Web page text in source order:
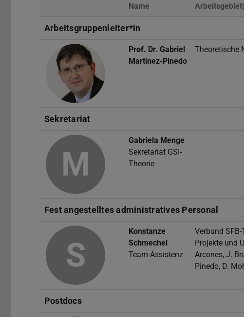
Name
Arbeitsgruppenleiter*in
Prof. Dr. Gabriel
Martinez-Pinedo
Theoretische
Sekretariat
M
Gabriela Menge
Sekretariat GSI-
Theorie
Fest angestelltes administratives Personal
S
Konstanze
Schmechel
Team-Assistenz
Verbund
Projekte und
Arcones, J.
Pinedo, D.
Postdocs